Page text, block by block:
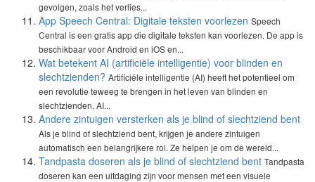
gevolgen, zoals het verlies...
App Speech Central: Digitale teksten voorlezen Speech
Central is een gratis app die digitale teksten kan voorlezen. De app is
beschikbaar voor Android en iOS en...
Wat betekent AI (artificiële intelligentie) voor blinden en
slechtzienden? Artificiële intelligentie (AI) heeft het potentieel om
een revolutie teweeg te brengen in het leven van blinden en
slechtzienden. AI...
Andere zintuigen versterken als je blind of slechtziend bent
Als je blind of slechtziend bent, krijgen je andere zintuigen
automatisch een belangrijkere rol. Ze helpen je om de wereld...
Tandpasta doseren als je blind of slechtziend bent Tandpasta
doseren kan een uitdaging zijn voor mensen met een visuele